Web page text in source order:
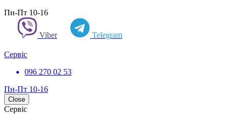
Пн-Пт 10-16
Viber Telegram
Сервіс
096 270 02 53
Пн-Пт 10-16
Close
Сервіс